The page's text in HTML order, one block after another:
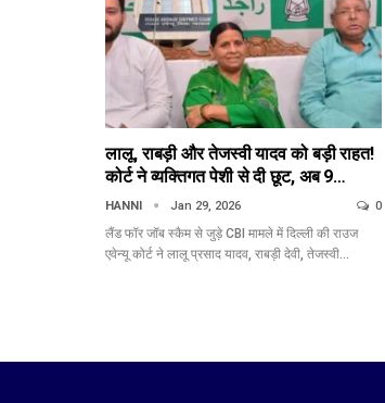
लालू, राबड़ी और तेजस्वी यादव को बड़ी राहत!
कोर्ट ने व्यक्तिगत पेशी से दी छूट, अब 9…
HANNI Jan 29, 2026 0
लैंड फॉर जॉब स्कैम से जुड़े CBI मामले में दिल्ली की राउज
एवेन्यू कोर्ट ने लालू प्रसाद यादव, राबड़ी देवी, तेजस्वी…